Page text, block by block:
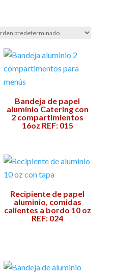
Bandeja de papel
aluminio Catering con
2 compartimientos
16oz REF: 015
Recipiente de papel
aluminio, comidas
calientes a bordo 10 oz
REF: 024